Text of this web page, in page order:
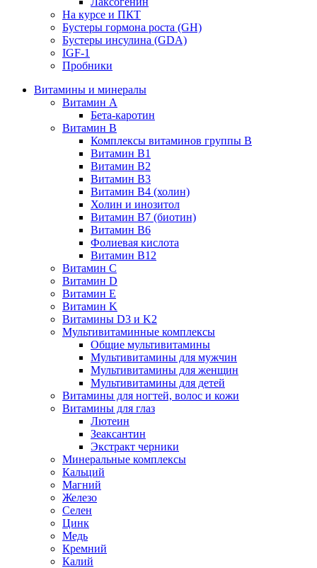
На курсе и ПКТ
Бустеры гормона роста (GH)
Бустеры инсулина (GDA)
IGF-1
Пробники
Витамины и минералы
Витамин A
Бета-каротин
Витамин B
Комплексы витаминов группы B
Витамин B1
Витамин B2
Витамин B3
Витамин B4 (холин)
Холин и инозитол
Витамин B7 (биотин)
Витамин B6
Фолиевая кислота
Витамин B12
Витамин C
Витамин D
Витамин E
Витамин K
Витамины D3 и K2
Мультивитаминные комплексы
Общие мультивитамины
Мультивитамины для мужчин
Мультивитамины для женщин
Мультивитамины для детей
Витамины для ногтей, волос и кожи
Витамины для глаз
Лютеин
Зеаксантин
Экстракт черники
Минеральные комплексы
Кальций
Магний
Железо
Селен
Цинк
Медь
Кремний
Калий